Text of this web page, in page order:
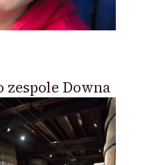
zespole Downa